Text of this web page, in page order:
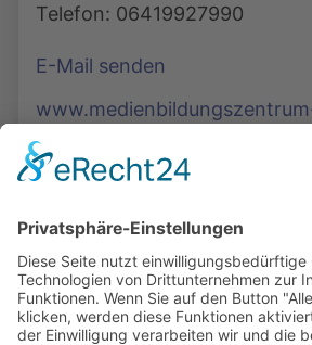
Telefon: 06419927990
E-Mail senden
Podcasts, Themen und
Entdecken Sie unser Forum für
und Demokratie - jederzeit und